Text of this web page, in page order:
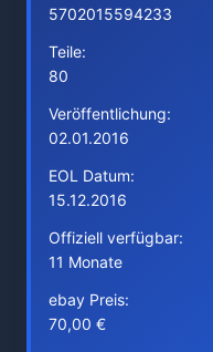
5702015594233
Teile:
80
Veröffentlichung:
02.01.2016
EOL Datum:
15.12.2016
Offiziell verfügbar:
11 Monate
ebay Preis:
70,00 €